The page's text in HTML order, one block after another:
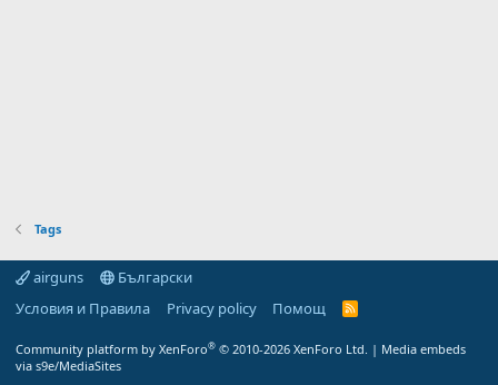
Tags
airguns
Български
Условия и Правила
Privacy policy Помощ
R
Community platform by XenForo® © 2010-2026 XenForo Ltd. | Media embeds
via s9e/MediaSites